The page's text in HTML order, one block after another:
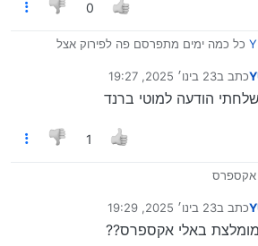
0
כל כמה ימים מתפרסם פה לפירוק אצל
@מוטי-ברנד פה כתב ב23 בינו׳ 2025, 19:27
נערך לאחרונה על ידי
הודעה למוטי ברנד
1
אקספרס
כתב ב23 בינו׳ 2025, 19:29
נערך לאחרונה על ידי
באלי אקספרס??